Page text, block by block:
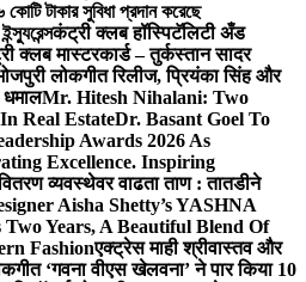
টাকার সুবিধা প্রদান করেছে
कंट्री क्लब हॉस्पिटॅलिटी अँड
क्लब मास्टरकार्ड – तुर्कस्तान सादर
लोकगीत रिलीज, प्रियंका सिंह और
धमालMr. Hitesh Nihalani: Two
Real EstateDr. Basant Goel To
Awards 2026 As
Excellence. Inspiring
वितरण व्यवस्थेवर वाढता ताण : तातडीने
Aisha Shetty’s YASHNA
Years, A Beautiful Blend Of
Fashionएक्ट्रेस माही श्रीवास्तव और
‘गवना वीएस खेलवना’ ने पार किया 10